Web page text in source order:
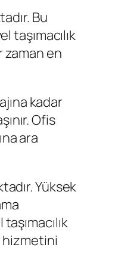
Bu
taşımacılık
en
kadar
Ofis
ara
Yüksek
hizmetini